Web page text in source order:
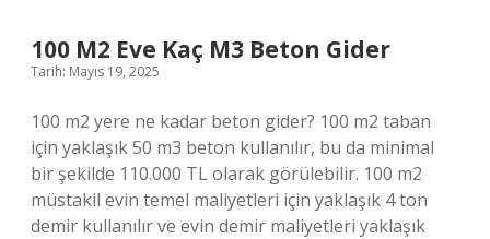
100 M2 Eve Kaç M3 Beton Gider
Tarih: Mayıs 19, 2025
100 m2 yere ne kadar beton gider? 100 m2 taban
için yaklaşık 50 m3 beton kullanılır, bu da minimal
bir şekilde 110.000 TL olarak görülebilir. 100 m2
müstakil evin temel maliyetleri için yaklaşık 4 ton
demir kullanılır ve evin demir maliyetleri yaklaşık